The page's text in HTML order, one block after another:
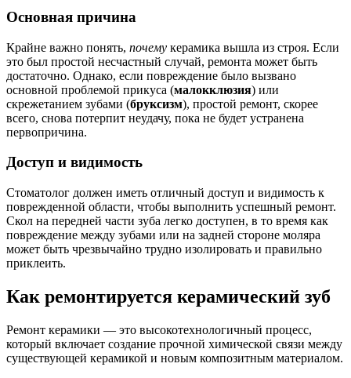
Основная причина
Крайне важно понять, почему керамика вышла из строя. Если
это был простой несчастный случай, ремонта может быть
достаточно. Однако, если повреждение было вызвано
основной проблемой прикуса (малокклюзия) или
скрежетанием зубами (бруксизм), простой ремонт, скорее
всего, снова потерпит неудачу, пока не будет устранена
первопричина.
Доступ и видимость
Стоматолог должен иметь отличный доступ и видимость к
поврежденной области, чтобы выполнить успешный ремонт.
Скол на передней части зуба легко доступен, в то время как
повреждение между зубами или на задней стороне моляра
может быть чрезвычайно трудно изолировать и правильно
приклеить.
Как ремонтируется керамический зуб
Ремонт керамики — это высокотехнологичный процесс,
который включает создание прочной химической связи между
существующей керамикой и новым композитным материалом.